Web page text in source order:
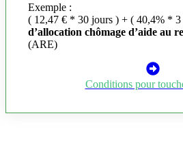
Exemple :
( 12,47 € * 30 jours ) + ( 40,4% *
d’allocation chômage d’aide au
(ARE)
Conditions pour